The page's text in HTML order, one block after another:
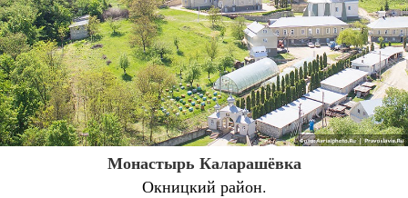
Монастырь Каларашёвка
Окницкий район.